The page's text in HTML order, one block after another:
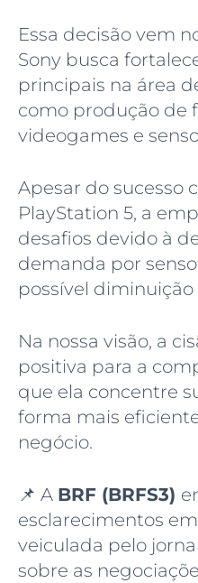
Essa decisão vem
Sony busca
principais na área
como produção de
videogames e
Apesar do sucesso
PlayStation 5, a
desafios devido à
demanda por
possível
Na nossa visão, a
positiva para a
que ela concentre
forma mais
negócio.
📌 A BRF (BRFS3)
esclarecimentos
veiculada pelo
sobre as